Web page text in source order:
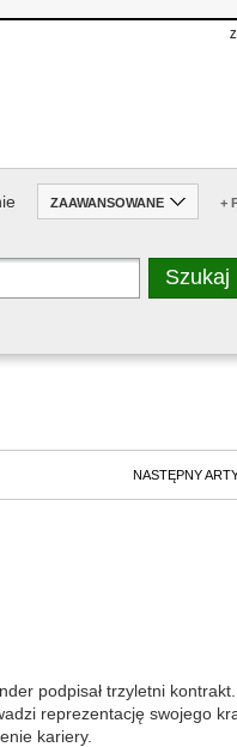
ZAAWANSOWANE +
NASTĘPNY
podpisał trzyletni
reprezentację swojego
kariery.